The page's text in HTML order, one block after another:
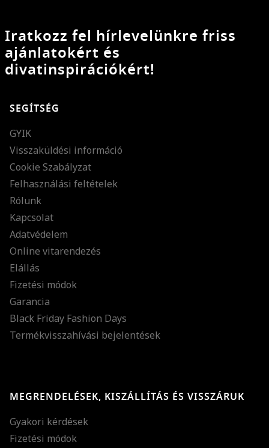
Iratkozz fel hírlevelünkre friss
ajánlatokért és
divatinspirációkért!
SEGÍTSÉG
GYIK
Visszaküldési információ
Cookie Szabályzat
Felhasználási feltételek
Rólunk
Kapcsolat
Adatvédelem
Online vitarendezés
Elállás
Fizetési módok
Garancia
Black Friday Fashion Days
Termékvisszahívási bejelentések
MEGRENDELÉSEK, KISZÁLLÍTÁS ÉS VISSZÁRUK
Gyakori kérdések
Fizetési módok